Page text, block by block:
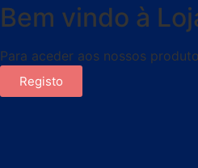
Bem vindo à
Para aceder aos nossos
Registo